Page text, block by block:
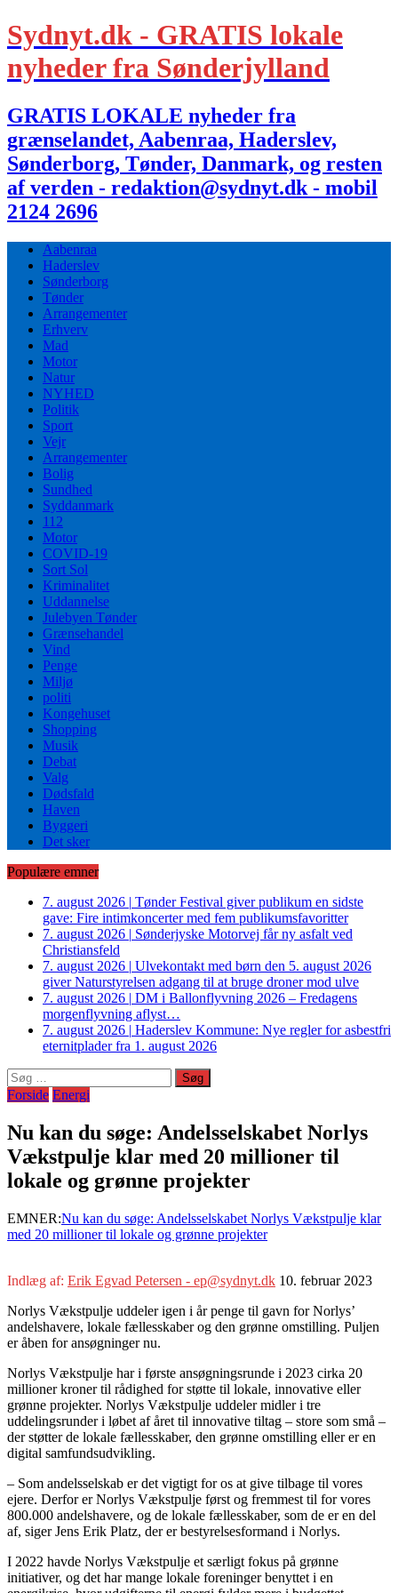
Sydnyt.dk - GRATIS lokale
nyheder fra Sønderjylland
GRATIS LOKALE nyheder fra
grænselandet, Aabenraa, Haderslev,
Sønderborg, Tønder, Danmark, og resten
af verden - redaktion@sydnyt.dk - mobil
2124 2696
Aabenraa
Haderslev
Sønderborg
Tønder
Arrangementer
Erhverv
Mad
Motor
Natur
NYHED
Politik
Sport
Vejr
Arrangementer
Bolig
Sundhed
Syddanmark
112
Motor
COVID-19
Sort Sol
Kriminalitet
Uddannelse
Julebyen Tønder
Grænsehandel
Vind
Penge
Miljø
politi
Kongehuset
Shopping
Musik
Debat
Valg
Dødsfald
Haven
Byggeri
Det sker
Populære emner
7. august 2026 | Tønder Festival giver publikum en sidste
gave: Fire intimkoncerter med fem publikumsfavoritter
7. august 2026 | Sønderjyske Motorvej får ny asfalt ved
Christiansfeld
7. august 2026 | Ulvekontakt med børn den 5. august 2026
giver Naturstyrelsen adgang til at bruge droner mod ulve
7. august 2026 | DM i Ballonflyvning 2026 – Fredagens
morgenflyvning aflyst…
7. august 2026 | Haderslev Kommune: Nye regler for asbestfri
eternitplader fra 1. august 2026
Søg
efter:
Forside Energi
Nu kan du søge: Andelsselskabet Norlys
Vækstpulje klar med 20 millioner til
lokale og grønne projekter
EMNER:Nu kan du søge: Andelsselskabet Norlys Vækstpulje klar
med 20 millioner til lokale og grønne projekter
Indlæg af: Erik Egvad Petersen - ep@sydnyt.dk 10. februar 2023
Norlys Vækstpulje uddeler igen i år penge til gavn for Norlys’
andelshavere, lokale fællesskaber og den grønne omstilling. Puljen
er åben for ansøgninger nu.
Norlys Vækstpulje har i første ansøgningsrunde i 2023 cirka 20
millioner kroner til rådighed for støtte til lokale, innovative eller
grønne projekter. Norlys Vækstpulje uddeler midler i tre
uddelingsrunder i løbet af året til innovative tiltag – store som små –
der støtter de lokale fællesskaber, den grønne omstilling eller er en
digital samfundsudvikling.
– Som andelsselskab er det vigtigt for os at give tilbage til vores
ejere. Derfor er Norlys Vækstpulje først og fremmest til for vores
800.000 andelshavere, og de lokale fællesskaber, som de er en del
af, siger Jens Erik Platz, der er bestyrelsesformand i Norlys.
I 2022 havde Norlys Vækstpulje et særligt fokus på grønne
initiativer, og det har mange lokale foreninger benyttet i en